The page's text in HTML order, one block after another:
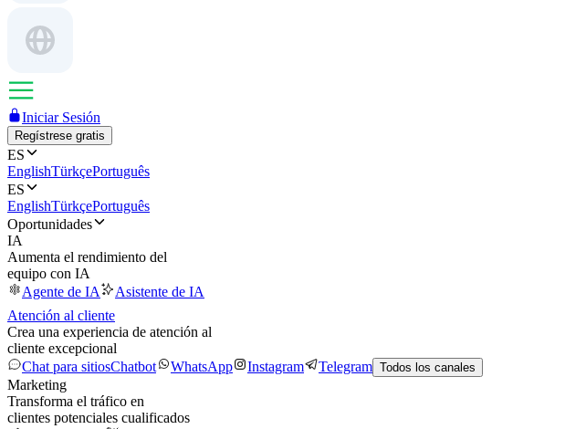
Iniciar Sesión
Regístrese gratis
ES
EnglishTürkçePortuguês
ES
EnglishTürkçePortuguês
Oportunidades
IA
Aumenta el rendimiento del
equipo con IA
Agente de IA
Asistente de IA
Atención al cliente
Crea una experiencia de atención al
cliente excepcional
Chat para sitiosChatbot WhatsApp Instagram Telegram Todos los canales
Marketing
Transforma el tráfico en
clientes potenciales cualificados